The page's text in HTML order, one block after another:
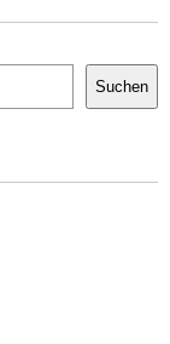
Suchen